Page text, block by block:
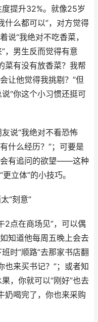
提升32%。就像25岁
什么都可以”，对方觉得
说“我绝对不吃香菜，
，男生反而觉得有意
菜有没有放香菜？我帮
让他觉得我挑剔？”但
“你这个小习惯还挺可
说“我绝对不看恐怖
什么经历？”；可要是
会有追问的欲望——这种
立体”的小技巧。
“刻意”
2点在商场见”，可以偶
知道他每周五晚上会去
时“顺路”去那家书店翻
也来买书记？”；或者知
，你就可以“刚好”也去
奶喝完了，你也来采购